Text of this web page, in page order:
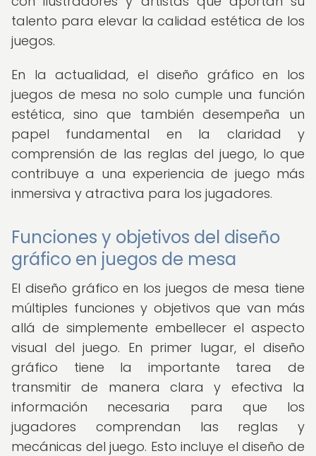
talento para elevar la calidad estética de los
juegos.
En la actualidad, el diseño gráfico en los
juegos de mesa no solo cumple una función
estética, sino que también desempeña un
papel fundamental en la claridad y
comprensión de las reglas del juego, lo que
contribuye a una experiencia de juego más
inmersiva y atractiva para los jugadores.
Funciones y objetivos del diseño
gráfico en juegos de mesa
El diseño gráfico en los juegos de mesa tiene
múltiples funciones y objetivos que van más
allá de simplemente embellecer el aspecto
visual del juego. En primer lugar, el diseño
gráfico tiene la importante tarea de
transmitir de manera clara y efectiva la
información necesaria para que los
jugadores comprendan las reglas y
mecánicas del juego. Esto incluye el diseño de